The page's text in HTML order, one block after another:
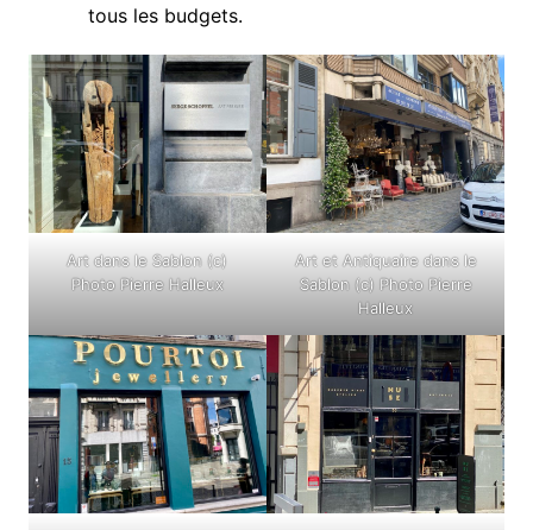
tous les budgets.
Art dans le Sablon (c)
Photo Pierre Halleux
Art et Antiquaire dans le
Sablon (c) Photo Pierre
Halleux